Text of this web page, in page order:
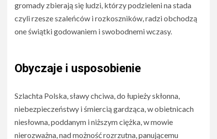
gromady zbierają się ludzi, którzy podzieleni na stada
czyli rzesze szaleńców i rozkoszników, radzi obchodzą
one świątki godowaniem i swobodnemi wczasy.
Obyczaje i usposobienie
Szlachta Polska, sławy chciwa, do łupieży skłonna,
niebezpieczeństwy i śmiercią gardząca, w obietnicach
niesłowna, poddanym i niższym ciężka, w mowie
nierozważna, nad możność rozrzutna, panującemu